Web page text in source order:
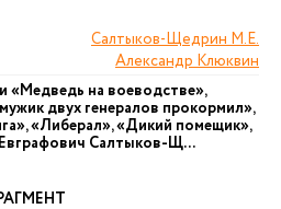
Салтыков-Щедрин М.Е.
Александр Клюквин
«Медведь на воеводстве»,
двух генералов прокормил»,
«Либерал», «Дикий помещик»,
Салтыков-Щ...